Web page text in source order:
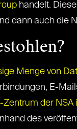
handelt. Diese
dann auch die
Menge von
E-
Zentrum der NSA
des